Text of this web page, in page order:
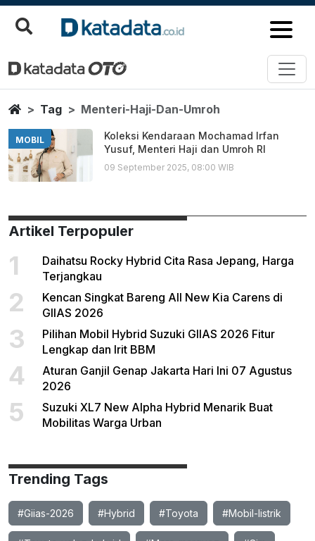
Menteri Haji Dan Umroh
Berita Terbaru
HomeTag Menteri-Haji-Dan-Umroh
MOBIL
Koleksi Kendaraan Mochamad Irfan
Yusuf, Menteri Haji dan Umroh RI
09 September 2025, 08:00 WIB
Artikel Terpopuler
1
Daihatsu Rocky Hybrid Cita Rasa Jepang, Harga
Terjangkau
2
Kencan Singkat Bareng All New Kia Carens di
GIIAS 2026
3
Pilihan Mobil Hybrid Suzuki GIIAS 2026 Fitur
Lengkap dan Irit BBM
4
Aturan Ganjil Genap Jakarta Hari Ini 07 Agustus
2026
5
Suzuki XL7 New Alpha Hybrid Menarik Buat
Mobilitas Warga Urban
Trending Tags
#Giias-2026 #Hybrid #Toyota #Mobil-listrik